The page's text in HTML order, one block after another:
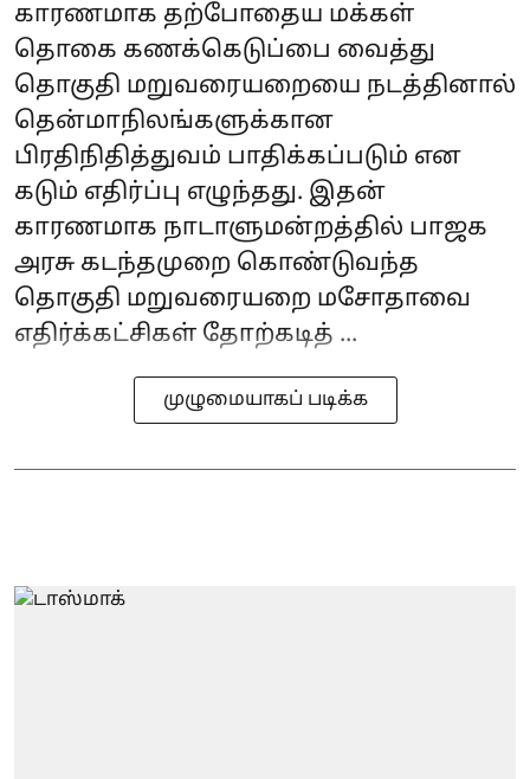
காரணமாக தற்போதைய மக்கள்
தொகை கணக்கெடுப்பை வைத்து
தொகுதி மறுவரையறையை நடத்தினால்
தென்மாநிலங்களுக்கான
பிரதிநிதித்துவம் பாதிக்கப்படும் என
கடும் எதிர்ப்பு எழுந்தது. இதன்
காரணமாக நாடாளுமன்றத்தில் பாஜக
அரசு கடந்தமுறை கொண்டுவந்த
தொகுதி மறுவரையறை மசோதாவை
எதிர்க்கட்சிகள் தோற்கடித் ...
முழுமையாகப் படிக்க